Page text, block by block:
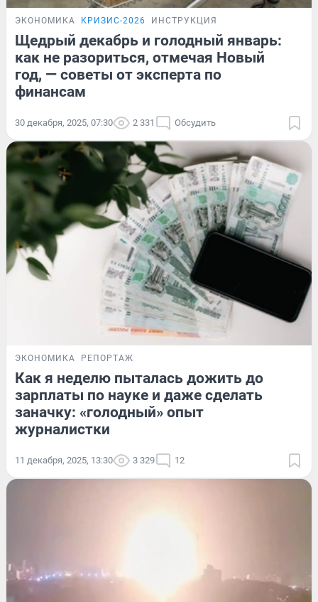
ЭКОНОМИКА КРИЗИС-2026 ИНСТРУКЦИЯ
Щедрый декабрь и голодный январь:
как не разориться, отмечая Новый
год, — советы от эксперта по
финансам
30 декабря, 2025, 07:30 2 331 Обсудить
ЭКОНОМИКА РЕПОРТАЖ
Как я неделю пыталась дожить до
зарплаты по науке и даже сделать
заначку: «голодный» опыт
журналистки
11 декабря, 2025, 13:30 3 329 12